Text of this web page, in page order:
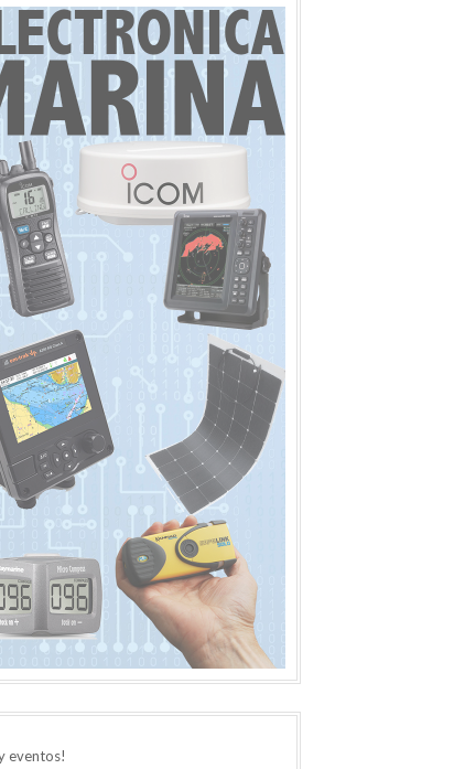
eventos!